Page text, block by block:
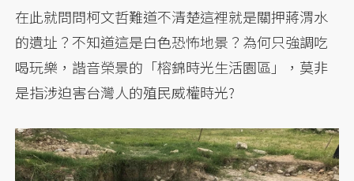
在此就問問柯文哲難道不清楚這裡就是關押蔣渭水
的遺址？不知道這是白色恐怖地景？為何只強調吃
喝玩樂，諧音榮景的「榕錦時光生活園區」，莫非
是指涉迫害台灣人的殖民威權時光?